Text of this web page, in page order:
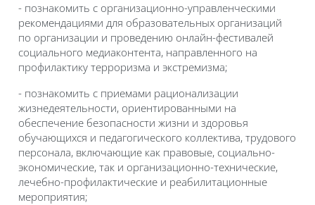
- познакомить с организационно-управленческими
рекомендациями для образовательных организаций
по организации и проведению онлайн-фестивалей
социального медиаконтента, направленного на
профилактику терроризма и экстремизма;
- познакомить с приемами рационализации
жизнедеятельности, ориентированными на
обеспечение безопасности жизни и здоровья
обучающихся и педагогического коллектива, трудового
персонала, включающие как правовые, социально-
экономические, так и организационно-технические,
лечебно-профилактические и реабилитационные
мероприятия;